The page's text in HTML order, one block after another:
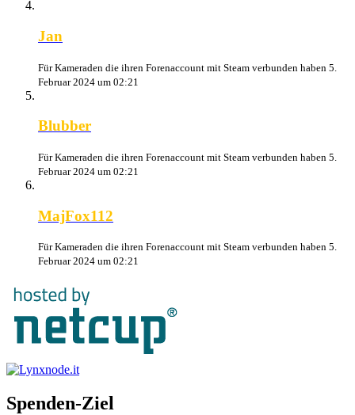
Jan
Für Kameraden die ihren Forenaccount mit Steam verbunden haben 5.
Februar 2024 um 02:21
Blubber
Für Kameraden die ihren Forenaccount mit Steam verbunden haben 5.
Februar 2024 um 02:21
MajFox112
Für Kameraden die ihren Forenaccount mit Steam verbunden haben 5.
Februar 2024 um 02:21
Spenden-Ziel